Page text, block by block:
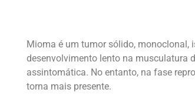
Mioma é um tumor sólido, monoclonal,
desenvolvimento lento na musculatura
assintomática. No entanto, na fase
torna mais presente.